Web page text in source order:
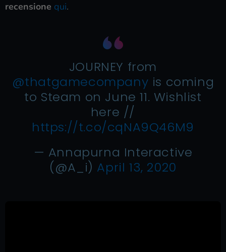
recensione qui.
JOURNEY from
@thatgamecompany is coming
to Steam on June 11. Wishlist
here //
https://t.co/cqNA9Q46M9
— Annapurna Interactive
(@A_i) April 13, 2020